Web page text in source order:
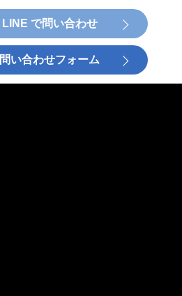
LINE で問い合わせ
問い合わせフォーム